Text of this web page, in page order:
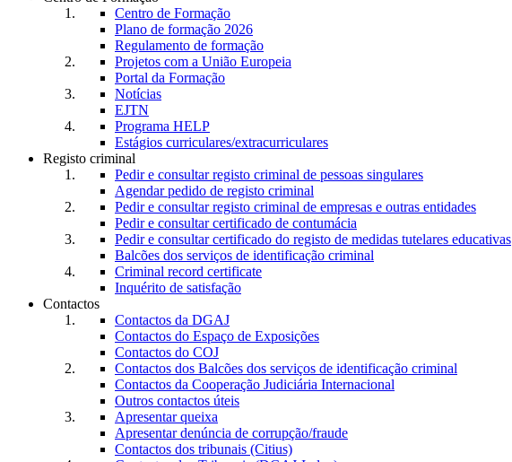
Centro de Formação
Plano de formação 2026
Regulamento de formação
Projetos com a União Europeia
Portal da Formação
Notícias
EJTN
Programa HELP
Estágios curriculares/extracurriculares
Registo criminal
Pedir e consultar registo criminal de pessoas singulares
Agendar pedido de registo criminal
Pedir e consultar registo criminal de empresas e outras entidades
Pedir e consultar certificado de contumácia
Pedir e consultar certificado do registo de medidas tutelares educativas
Balcões dos serviços de identificação criminal
Criminal record certificate
Inquérito de satisfação
Contactos
Contactos da DGAJ
Contactos do Espaço de Exposições
Contactos do COJ
Contactos dos Balcões dos serviços de identificação criminal
Contactos da Cooperação Judiciária Internacional
Outros contactos úteis
Apresentar queixa
Apresentar denúncia de corrupção/fraude
Contactos dos tribunais (Citius)